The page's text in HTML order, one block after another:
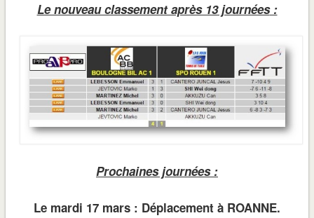
Le nouveau classement après 13 journées:
Prochaines journées:
Le mardi 17 mars : Déplacement à ROANNE.